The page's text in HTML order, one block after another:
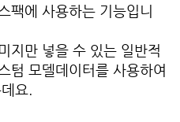
팩에 사용하는 기능입니
지만 넣을 수 있는 일반적
텀 모델데이터를 사용하여
요.